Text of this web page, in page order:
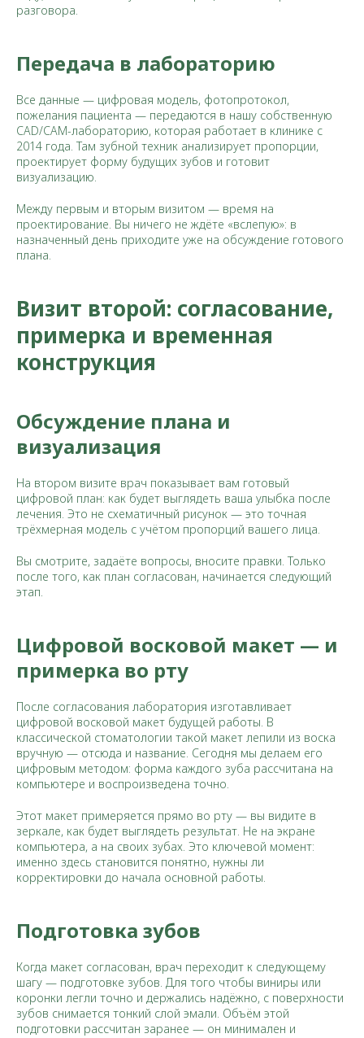
разговора.
Передача в лабораторию
Все данные — цифровая модель, фотопротокол,
пожелания пациента — передаются в нашу собственную
CAD/CAM-лабораторию, которая работает в клинике с
2014 года. Там зубной техник анализирует пропорции,
проектирует форму будущих зубов и готовит
визуализацию.
Между первым и вторым визитом — время на
проектирование. Вы ничего не ждёте «вслепую»: в
назначенный день приходите уже на обсуждение готового
плана.
Визит второй: согласование,
примерка и временная
конструкция
Обсуждение плана и
визуализация
На втором визите врач показывает вам готовый
цифровой план: как будет выглядеть ваша улыбка после
лечения. Это не схематичный рисунок — это точная
трёхмерная модель с учётом пропорций вашего лица.
Вы смотрите, задаёте вопросы, вносите правки. Только
после того, как план согласован, начинается следующий
этап.
Цифровой восковой макет — и
примерка во рту
После согласования лаборатория изготавливает
цифровой восковой макет будущей работы. В
классической стоматологии такой макет лепили из воска
вручную — отсюда и название. Сегодня мы делаем его
цифровым методом: форма каждого зуба рассчитана на
компьютере и воспроизведена точно.
Этот макет примеряется прямо во рту — вы видите в
зеркале, как будет выглядеть результат. Не на экране
компьютера, а на своих зубах. Это ключевой момент:
именно здесь становится понятно, нужны ли
корректировки до начала основной работы.
Подготовка зубов
Когда макет согласован, врач переходит к следующему
шагу — подготовке зубов. Для того чтобы виниры или
коронки легли точно и держались надёжно, с поверхности
зубов снимается тонкий слой эмали. Объём этой
подготовки рассчитан заранее — он минимален и